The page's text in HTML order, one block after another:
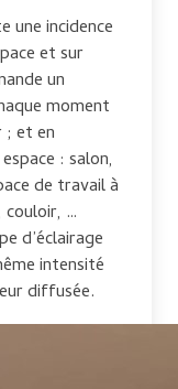
une incidence
et sur
un
moment
; et en
: salon,
de travail à
couloir, …
d’éclairage
intensité
diffusée.